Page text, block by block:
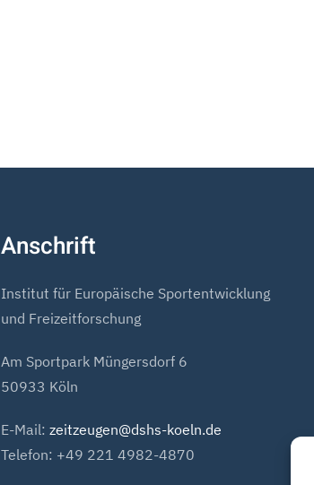
Anschrift
Institut für Europäische Sportentwicklung
und Freizeitforschung
Am Sportpark Müngersdorf 6
50933 Köln
E-Mail:zeitzeugen@dshs-koeln.de
Telefon: +49 221 4982-4870